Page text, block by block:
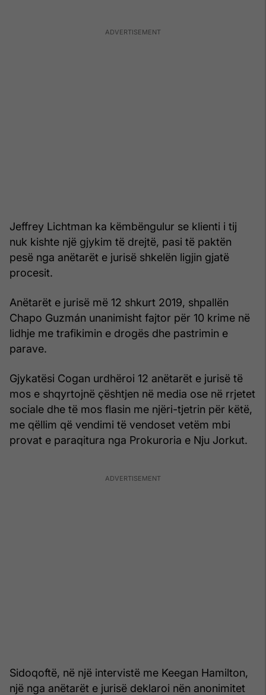
Jeffrey Lichtman ka këmbëngulur se klienti i tij
nuk kishte një gjykim të drejtë, pasi të paktën
pesë nga anëtarët e jurisë shkelën ligjin gjatë
procesit.
Anëtarët e jurisë më 12 shkurt 2019, shpallën
Chapo Guzmán unanimisht fajtor për 10 krime në
lidhje me trafikimin e drogës dhe pastrimin e
parave.
Gjykatësi Cogan urdhëroi 12 anëtarët e jurisë të
mos e shqyrtojnë çështjen në media ose në rrjetet
sociale dhe të mos flasin me njëri-tjetrin për këtë,
me qëllim që vendimi të vendoset vetëm mbi
provat e paraqitura nga Prokuroria e Nju Jorkut.
Sidoqoftë, në një intervistë me Keegan Hamilton,
një nga anëtarët e jurisë deklaroi nën anonimitet